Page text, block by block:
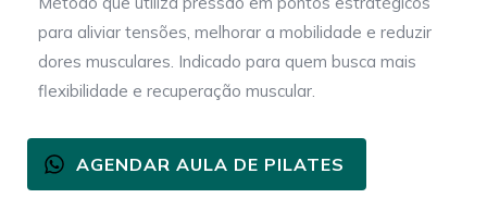
para aliviar tensões, melhorar a mobilidade e reduzir
dores musculares. Indicado para quem busca mais
flexibilidade e recuperação muscular.
AGENDAR AULA DE PILATES